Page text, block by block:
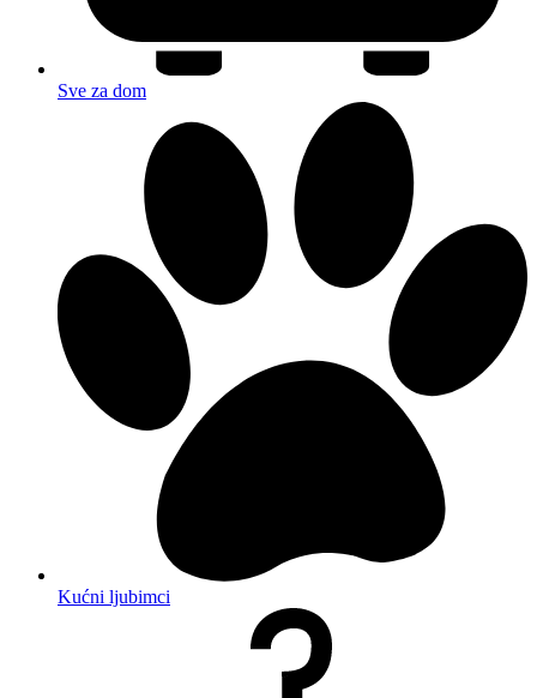
Sve za dom
Kućni ljubimci